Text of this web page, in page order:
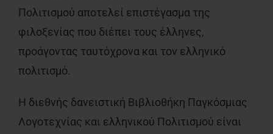
Πολιτισμού αποτελεί επιστέγασμα της
φιλοξενίας που διέπει τους έλληνες,
προάγοντας ταυτόχρονα και τον ελληνικό
πολιτισμό.
Η διεθνής δανειστική Βιβλιοθήκη Παγκόσμιας
Λογοτεχνίας και ελληνικού Πολιτισμού είναι